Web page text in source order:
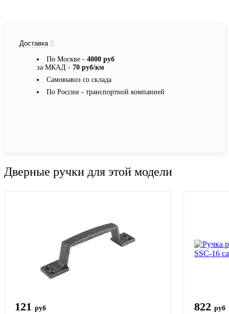
Доставка
По Москве - 4000 руб
за МКАД - 70 руб/км
Самовывоз со склада
По России - транспортной компанией
Дверные ручки для этой модели
121 руб 822 руб